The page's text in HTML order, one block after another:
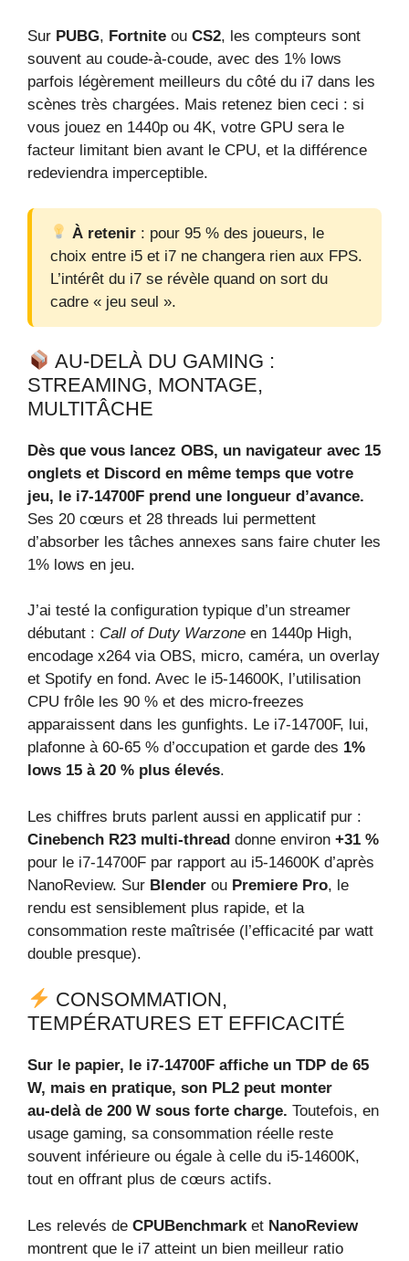
Sur PUBG, Fortnite ou CS2, les compteurs sont
souvent au coude‑à‑coude, avec des 1% lows
parfois légèrement meilleurs du côté du i7 dans les
scènes très chargées. Mais retenez bien ceci : si
vous jouez en 1440p ou 4K, votre GPU sera le
facteur limitant bien avant le CPU, et la différence
redeviendra imperceptible.
À retenir : pour 95 % des joueurs, le
choix entre i5 et i7 ne changera rien aux FPS.
L’intérêt du i7 se révèle quand on sort du
cadre « jeu seul ».
AU‑DELÀ DU GAMING :
STREAMING, MONTAGE,
MULTITÂCHE
Dès que vous lancez OBS, un navigateur avec 15
onglets et Discord en même temps que votre
jeu, le i7‑14700F prend une longueur d’avance.
Ses 20 cœurs et 28 threads lui permettent
d’absorber les tâches annexes sans faire chuter les
1% lows en jeu.
J’ai testé la configuration typique d’un streamer
débutant : Call of Duty Warzone en 1440p High,
encodage x264 via OBS, micro, caméra, un overlay
et Spotify en fond. Avec le i5‑14600K, l’utilisation
CPU frôle les 90 % et des micro‑freezes
apparaissent dans les gunfights. Le i7‑14700F, lui,
plafonne à 60‑65 % d’occupation et garde des 1%
lows 15 à 20 % plus élevés.
Les chiffres bruts parlent aussi en applicatif pur :
Cinebench R23 multi‑thread donne environ +31 %
pour le i7‑14700F par rapport au i5‑14600K d’après
NanoReview. Sur Blender ou Premiere Pro, le
rendu est sensiblement plus rapide, et la
consommation reste maîtrisée (l’efficacité par watt
double presque).
CONSOMMATION,
TEMPÉRATURES ET EFFICACITÉ
Sur le papier, le i7‑14700F affiche un TDP de 65
W, mais en pratique, son PL2 peut monter
au‑delà de 200 W sous forte charge. Toutefois, en
usage gaming, sa consommation réelle reste
souvent inférieure ou égale à celle du i5‑14600K,
tout en offrant plus de cœurs actifs.
Les relevés de CPUBenchmark et NanoReview
montrent que le i7 atteint un bien meilleur ratio